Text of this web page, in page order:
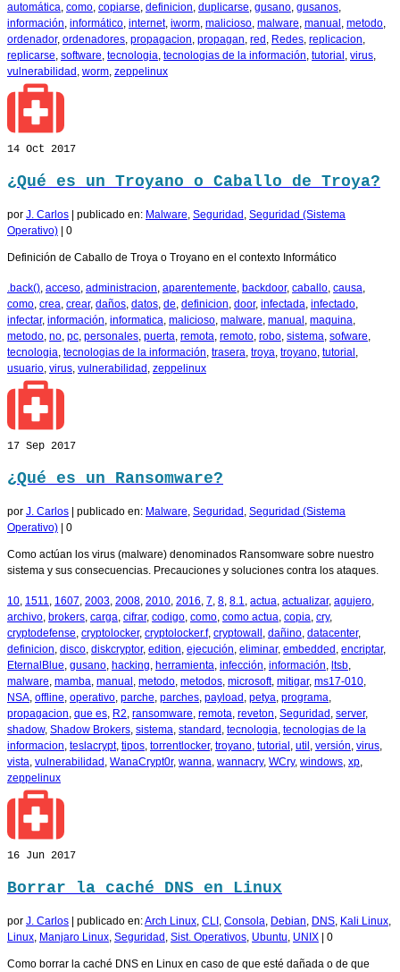
automática, como, copiarse, definicion, duplicarse, gusano, gusanos,
información, informático, internet, iworm, malicioso, malware, manual , metodo,
ordenador, ordenadores, propagacion, propagan, red , Redes, replicacion,
replicarse, software, tecnologia, tecnologias de la información, tutorial , virus,
vulnerabilidad , worm, zeppelinux
14 Oct 2017
¿Qué es un Troyano o Caballo de Troya?
por J. Carlos | publicado en: Malware Seguridad Seguridad (Sistema
Operativo) | 0
Definición de Caballo de Troya o Troyano en el contexto Informático
.back() acceso administracion aparentemente backdoor, caballo causa
como crea crear, daños datos de definicion door, infectada infectado
infectar, información informatica malicioso malware manual maquina
metodo no pc personales puerta remota remoto robo sistema sofware
tecnologia tecnologias de la información trasera troya troyano tutorial
usuario virus vulnerabilidad zeppelinux
17 Sep 2017
¿Qué es un Ransomware?
por J. Carlos | publicado en: Malware Seguridad Seguridad (Sistema
Operativo) | 0
Como actúan los virus (malware) denominados Ransomware sobre nuestro
sistema y sus consecuencias. Precauciones y soluciones contra los ataques.
10 1511 1607 2003 2008 2010 2016 7 8 8.1 actua actualizar, agujero
archivo brokers carga cifrar, codigo como como actua copia cry,
cryptodefense cryptolocker, cryptolocker.f, cryptowall dañino datacenter,
definicion disco diskcryptor, edition ejecución eliminar, embedded encriptar,
EternalBlue gusano hacking herramienta infección información ltsb
malware mamba manual metodo metodos microsoft, mitigar, ms17-010
NSA offline operativo parche parches payload petya programa
propagacion que es R2 ransomware remota reveton Seguridad server,
shadow, Shadow Brokers sistema standard tecnologia tecnologias de la
informacion teslacrypt, tipos torrentlocker, troyano tutorial util versión virus
vista vulnerabilidad WanaCrypt0r, wanna wannacry, WCry, windows xp
zeppelinux
16 Jun 2017
Borrar la caché DNS en Linux
por J. Carlos | publicado en:Arch Linux CLI Consola Debian DNS Kali Linux
Linux Manjaro Linux Seguridad Sist. Operativos Ubuntu UNIX | 0
Como borrar la caché DNS en Linux en caso de que esté dañada o de que